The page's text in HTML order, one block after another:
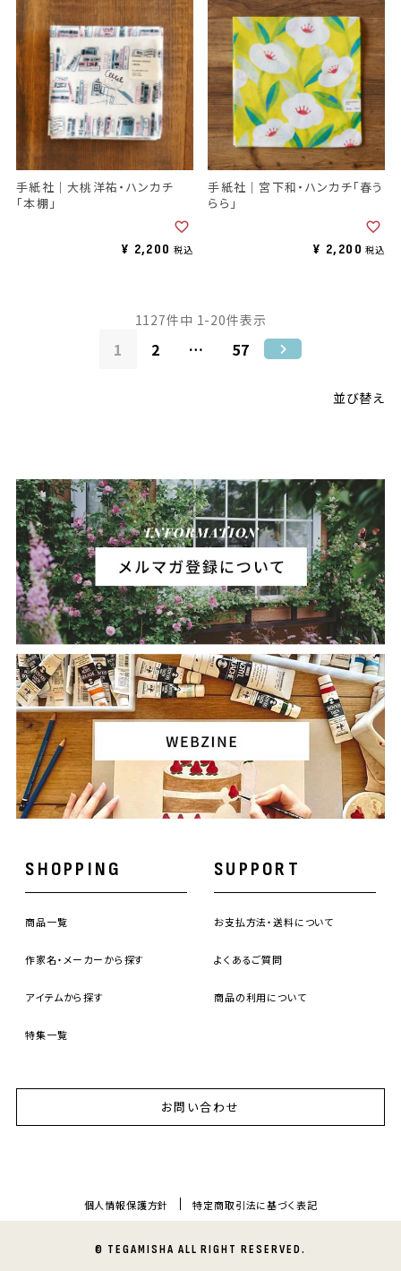
手紙社｜大桃洋祐・ハンカチ
「本棚」
¥ 2,200 税込
手紙社｜宮下和・ハンカチ「春う
らら」
¥ 2,200 税込
並び替え
1127件中 1 -20件表示
1 2 … 57
SHOPPING
商品一覧
作家名・メーカーから探す
アイテムから探す
特集一覧
SUPPORT
お支払方法・送料について
よくあるご質問
商品の利用について
お問い合わせ
個人情報保護方針 特定商取引法に基づく表記
© TEGAMISHA ALL RIGHT RESERVED.